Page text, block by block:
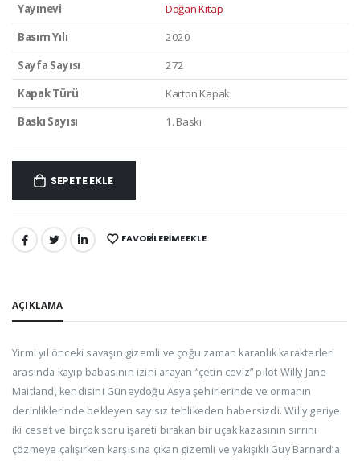
Yayınevi
Doğan Kitap
Basım Yılı
2020
Sayfa Sayısı
272
Kapak Türü
Karton Kapak
Baskı Sayısı
1. Baskı
SEPETE EKLE
PAYLAŞ: FAVORILERIME EKLE
AÇIKLAMA
Yirmi yıl önceki savaşın gizemli ve çoğu zaman karanlık karakterleri
arasında kayıp babasının izini arayan “çetin ceviz” pilot Willy Jane
Maitland, kendisini Güneydoğu Asya şehirlerinde ve ormanın
derinliklerinde bekleyen sayısız tehlikeden habersizdi. Willy geriye
iki ceset ve birçok soru işareti bırakan bir uçak kazasının sırrını
çözmeye çalışırken karşısına çıkan gizemli ve yakışıklı Guy Barnard’a